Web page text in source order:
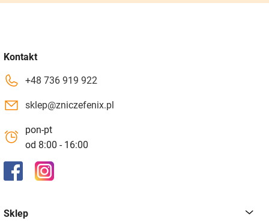
Kontakt
+48 736 919 922
sklep@zniczefenix.pl
pon-pt
od 8:00 - 16:00
Sklep